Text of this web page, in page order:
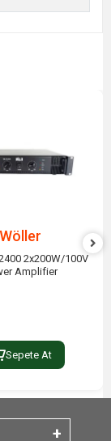
Wöller
2x200W/100V
Amplifier
Sepete At